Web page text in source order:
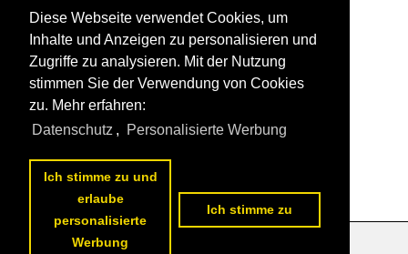
Diese Webseite verwendet Cookies, um
Inhalte und Anzeigen zu personalisieren und
Zugriffe zu analysieren. Mit der Nutzung
stimmen Sie der Verwendung von Cookies
zu. Mehr erfahren:
Datenschutz , Personalisierte Werbung
Ich stimme zu und
erlaube
personalisierte
Werbung
Ich stimme zu